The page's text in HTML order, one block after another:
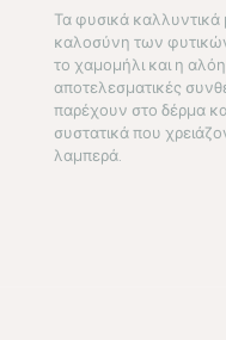
Τα φυσικά καλλυντικά
καλοσύνη των
το χαμομήλι και η
αποτελεσματικές
παρέχουν στο δέρμα
συστατικά που
λαμπερά.